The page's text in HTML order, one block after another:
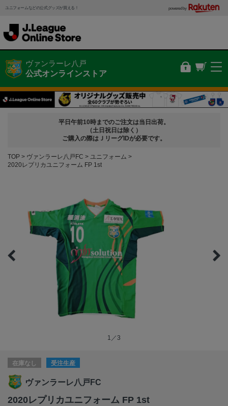
ユニフォームなどの公式グッズが買える！ powered by
ヴァンラーレ八戸
公式オンラインストア
平日午前10時までのご注文は当日出荷。
（土日祝日は除く）
ご購入の際はＪリーグIDが必要です。
TOP ヴァンラーレ八戸FC
ユニフォーム
2020レプリカユニフォーム FP 1st
1／3
在庫なし 受注生産
ヴァンラーレ八戸FC
2020レプリカユニフォーム FP 1st